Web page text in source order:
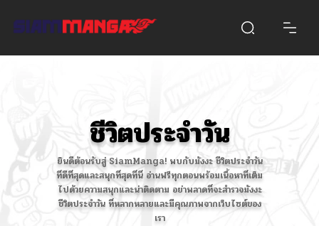
ชีวิตประจำวัน
ยินดีต้อนรับสู่ SiamManga! พบกับมังงะ ชีวิตประจำวัน
ที่ดีที่สุดและสนุกที่สุดที่นี่ อ่านฟรีทุกตอนพร้อมเนื้อหาที่เต็ม
ไปด้วยความสนุกและน่าติดตาม อย่าพลาดที่จะสำรวจมังงะ
ชีวิตประจำวัน ที่หลากหลายและมีคุณภาพจากเว็บไซต์ของ
เรา